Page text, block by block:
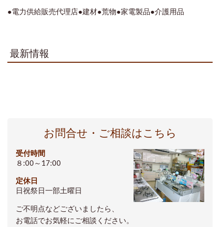
●電力供給販売代理店●建材●荒物●家電製品●介護用品
最新情報
お問合せ・ご相談はこちら
受付時間
８:00～17:00
定休日
日祝祭日一部土曜日
ご不明点などございましたら、
お電話でお気軽にご相談ください。